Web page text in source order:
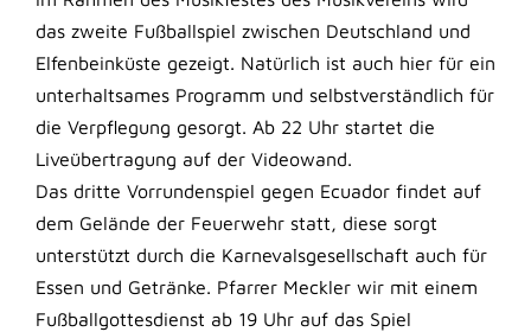
das zweite Fußballspiel zwischen Deutschland und
Elfenbeinküste gezeigt. Natürlich ist auch hier für ein
unterhaltsames Programm und selbstverständlich für
die Verpflegung gesorgt. Ab 22 Uhr startet die
Liveübertragung auf der Videowand.
Das dritte Vorrundenspiel gegen Ecuador findet auf
dem Gelände der Feuerwehr statt, diese sorgt
unterstützt durch die Karnevalsgesellschaft auch für
Essen und Getränke. Pfarrer Meckler wir mit einem
Fußballgottesdienst ab 19 Uhr auf das Spiel